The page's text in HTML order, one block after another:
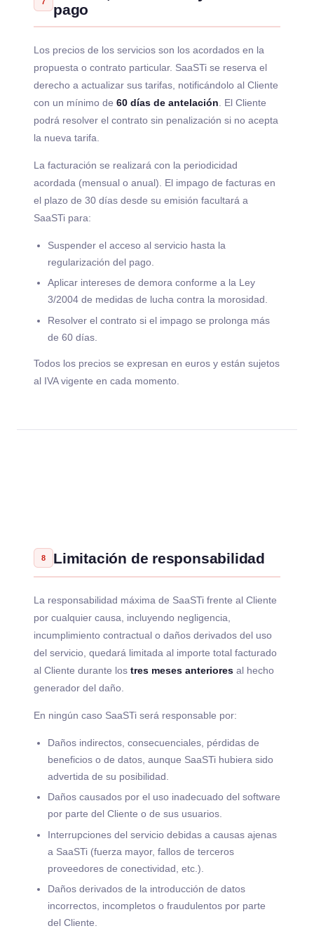
7
pago
Los precios de los servicios son los acordados en la
propuesta o contrato particular. SaaSTi se reserva el
derecho a actualizar sus tarifas, notificándolo al Cliente
con un mínimo de 60 días de antelación. El Cliente
podrá resolver el contrato sin penalización si no acepta
la nueva tarifa.
La facturación se realizará con la periodicidad
acordada (mensual o anual). El impago de facturas en
el plazo de 30 días desde su emisión facultará a
SaaSTi para:
Suspender el acceso al servicio hasta la
regularización del pago.
Aplicar intereses de demora conforme a la Ley
3/2004 de medidas de lucha contra la morosidad.
Resolver el contrato si el impago se prolonga más
de 60 días.
Todos los precios se expresan en euros y están sujetos
al IVA vigente en cada momento.
8 Limitación de responsabilidad
La responsabilidad máxima de SaaSTi frente al Cliente
por cualquier causa, incluyendo negligencia,
incumplimiento contractual o daños derivados del uso
del servicio, quedará limitada al importe total facturado
al Cliente durante los tres meses anteriores al hecho
generador del daño.
En ningún caso SaaSTi será responsable por:
Daños indirectos, consecuenciales, pérdidas de
beneficios o de datos, aunque SaaSTi hubiera sido
advertida de su posibilidad.
Daños causados por el uso inadecuado del software
por parte del Cliente o de sus usuarios.
Interrupciones del servicio debidas a causas ajenas
a SaaSTi (fuerza mayor, fallos de terceros
proveedores de conectividad, etc.).
Daños derivados de la introducción de datos
incorrectos, incompletos o fraudulentos por parte
del Cliente.